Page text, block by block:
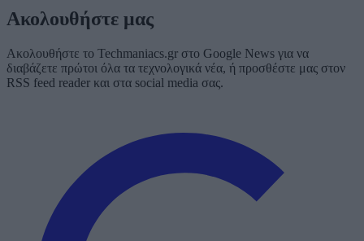
Ακολουθήστε μας
Ακολουθήστε το Techmaniacs.gr στο Google News για να
διαβάζετε πρώτοι όλα τα τεχνολογικά νέα, ή προσθέστε μας στον
RSS feed reader και στα social media σας.